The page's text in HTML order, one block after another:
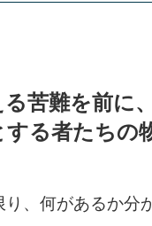
苦難を前に
する者たちの
、何があるか分